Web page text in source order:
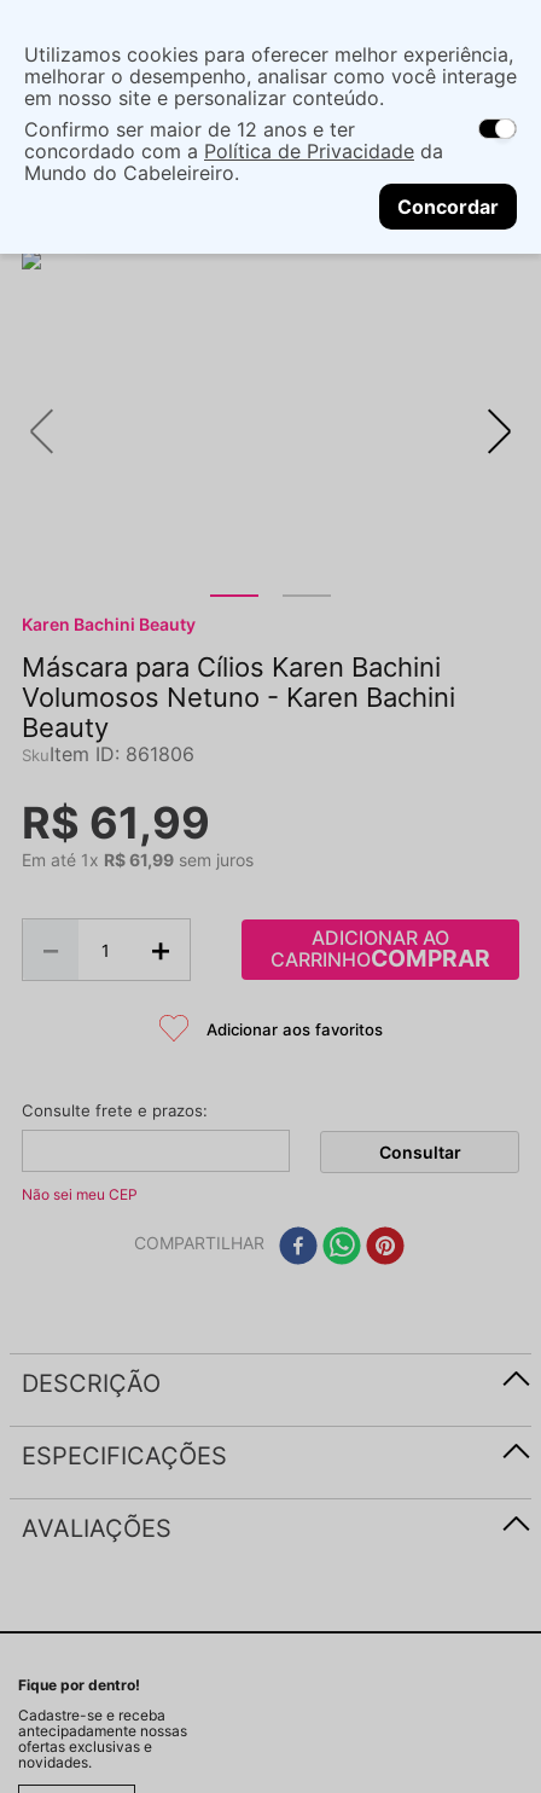
localização
As ofertas e opções de entrega variam de
acordo com a região.Não sei meu CEP
CONTINUAR
O que você procura?
Maquiagem Olho
Mascara Para Cílios
MÁSCARA PARA CÍLIOS KAREN BACHINI
VOLUMOSOS NETUNO - KAREN BACHINI BEAUTY
Karen Bachini Beauty
Máscara para Cílios Karen Bachini
Volumosos Netuno - Karen Bachini
Beauty
Item ID: 861806
R$ 61,99
Em até 1x R$61,99 sem juros
＋
－
ADICIONAR AO
CARRINHO
Não sei meu CEP
COMPARTILHAR
DESCRIÇÃO
ESPECIFICAÇÕES
AVALIAÇÕES
Fique por dentro!
Cadastre-se e receba
antecipadamente nossas
ofertas exclusivas e
novidades.
Utilizamos cookies para oferecer melhor experiência,
melhorar o desempenho, analisar como você interage
em nosso site e personalizar conteúdo.
Confirmo ser maior de 12 anos e ter
concordado com a Política de Privacidade da
Mundo do Cabeleireiro.
Concordar